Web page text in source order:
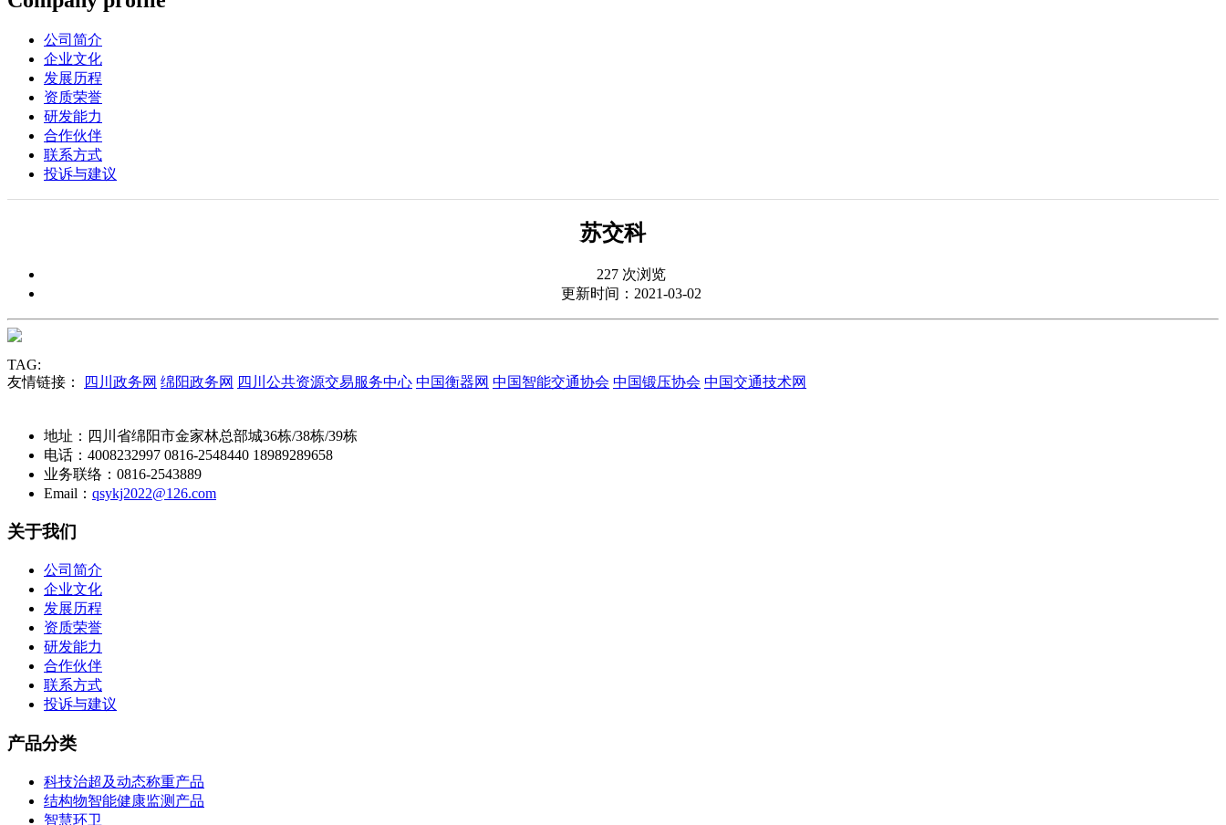
公司简介
企业文化
发展历程
资质荣誉
研发能力
合作伙伴
联系方式
投诉与建议
苏交科
227 次浏览
更新时间：2021-03-02
TAG:
友情链接：
四川政务网 绵阳政务网 四川公共资源交易服务中心 中国衡器网 中国智能交通协会 中国锻压协会 中国交通技术网
地址：四川省绵阳市金家林总部城36栋/38栋/39栋
电话：4008232997 0816-2548440 18989289658
业务联络：0816-2543889
Email： qsykj2022@126.com
关于我们
公司简介
企业文化
发展历程
资质荣誉
研发能力
合作伙伴
联系方式
投诉与建议
产品分类
科技治超及动态称重产品
结构物智能健康监测产品
智慧环卫